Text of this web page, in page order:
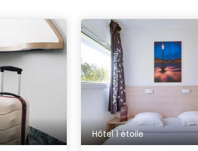
Hôtel 1 étoile